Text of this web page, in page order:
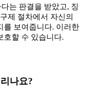
는 판결을 받았고, 징
제 절차에서 자신의
를 보여줍니다. 이러한
호할 수 있습니다.
나요?